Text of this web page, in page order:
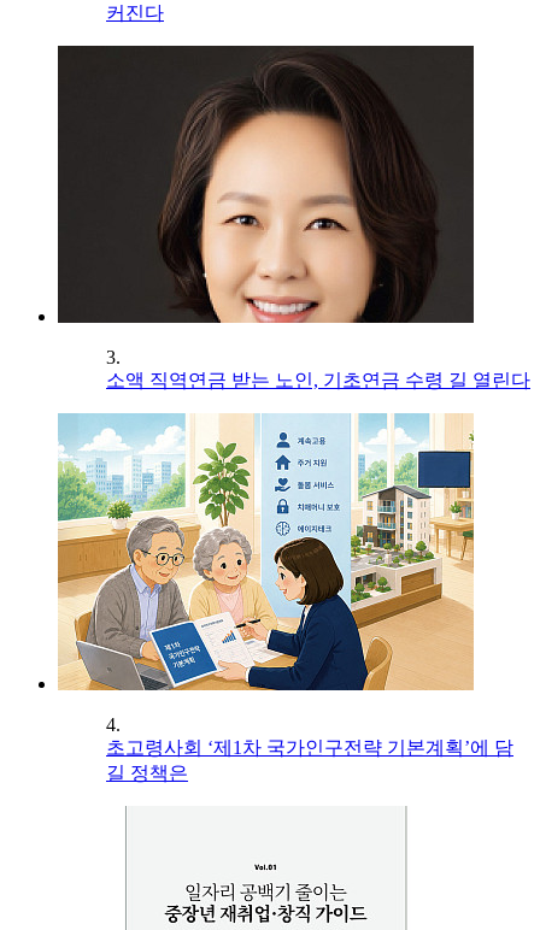
커진다
3.
소액 직역연금 받는 노인, 기초연금 수령 길 열린다
4.
초고령사회 ‘제1차 국가인구전략 기본계획’에 담
길 정책은